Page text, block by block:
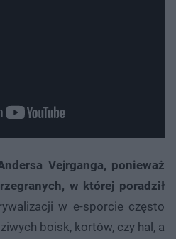
Vejrganga, ponieważ
w której poradził
w e-sporcie często
boisk, kortów, czy hal, a